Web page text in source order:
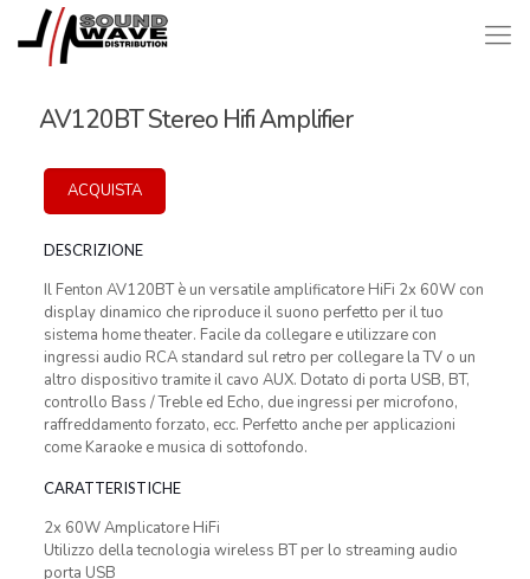
AV120BT Stereo Hifi Amplifier
ACQUISTA
DESCRIZIONE
Il Fenton AV120BT è un versatile amplificatore HiFi 2x 60W con
display dinamico che riproduce il suono perfetto per il tuo
sistema home theater. Facile da collegare e utilizzare con
ingressi audio RCA standard sul retro per collegare la TV o un
altro dispositivo tramite il cavo AUX. Dotato di porta USB, BT,
controllo Bass / Treble ed Echo, due ingressi per microfono,
raffreddamento forzato, ecc. Perfetto anche per applicazioni
come Karaoke e musica di sottofondo.
CARATTERISTICHE
2x 60W Amplicatore HiFi
Utilizzo della tecnologia wireless BT per lo streaming audio
porta USB